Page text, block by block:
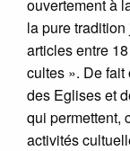
ouvertement à
la pure
articles entre
cultes ». De
des Eglises et
qui permettent,
activités